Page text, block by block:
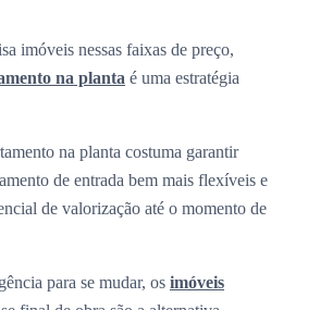
imóveis nessas faixas de preço,
na planta é uma estratégia
na planta costuma garantir
de entrada bem mais flexíveis e
de valorização até o momento de
para se mudar, os imóveis